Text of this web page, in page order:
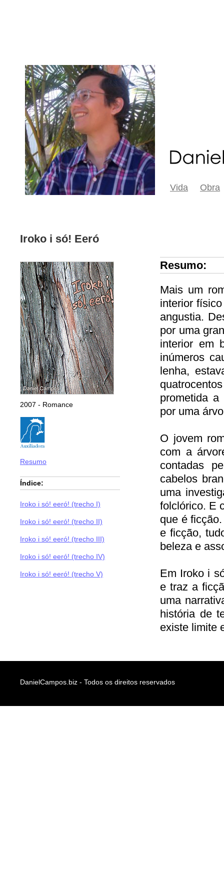
Vida Obra
Iroko i só! Eeró
2007 - Romance
Resumo
Índice:
Iroko i só! eeró! (trecho I)
Iroko i só! eeró! (trecho II)
Iroko i só! eeró! (trecho III)
Iroko i só! eeró! (trecho IV)
Iroko i só! eeró! (trecho V)
Resumo:
Mais um
interior
angustia.
por uma
interior em
inúmeros
lenha,
prometida
por uma
O jovem
com a
contadas
cabelos
uma
folclórico. E
que é
e ficção,
beleza e
Em Iroko i
e traz a
uma
história de
existe limite
DanielCampos.biz - Todos os direitos reservados